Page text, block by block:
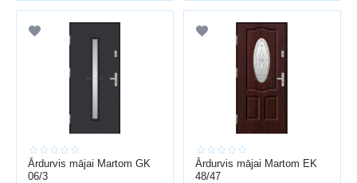
Ārdurvis mājai Martom GK
06/3
Ārdurvis mājai Martom EK
48/47